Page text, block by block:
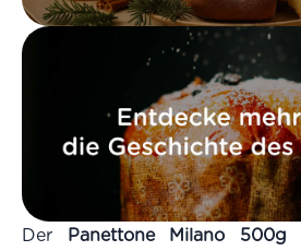
Der Panettone Milano 500g